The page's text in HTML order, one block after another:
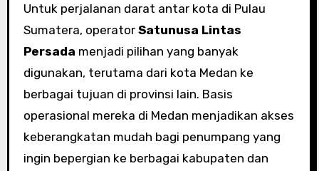
Untuk perjalanan darat antar kota di Pulau
Sumatera, operator Satunusa Lintas
Persada menjadi pilihan yang banyak
digunakan, terutama dari kota Medan ke
berbagai tujuan di provinsi lain. Basis
operasional mereka di Medan menjadikan akses
keberangkatan mudah bagi penumpang yang
ingin bepergian ke berbagai kabupaten dan